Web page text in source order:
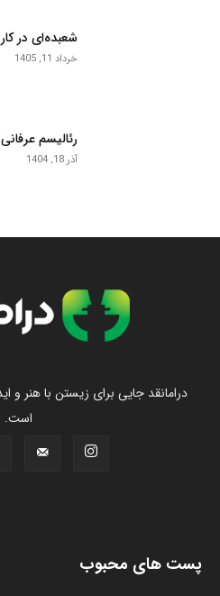
شعبده‌ای در
خرداد 11, 1405
رئالیسم
آذر 18, 1404
درامانقد جایی برای زیستن با هنر و
است.
پست های محبوب